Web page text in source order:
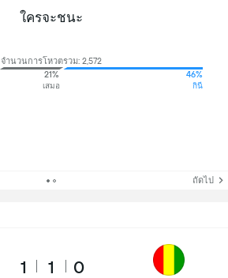
ใครจะชนะ
จำนวนการโหวตรวม: 2,572
21%
เสมอ
46%
กินี
ถัดไป
1 1 0